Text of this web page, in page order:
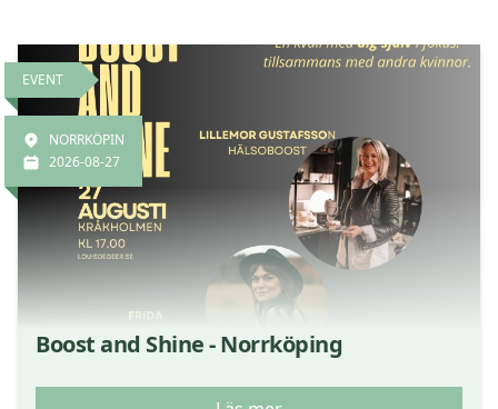
EVENT
NORRKÖPIN
2026-08-27
Boost and Shine - Norrköping